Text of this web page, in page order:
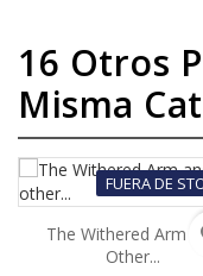
16 Otros
Misma
FUERA DE
The Withered Arm
Other...